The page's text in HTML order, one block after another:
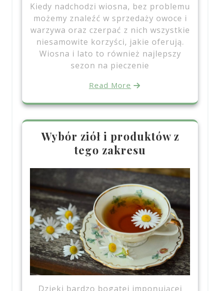
Kiedy nadchodzi wiosna, bez problemu
możemy znaleźć w sprzedaży owoce i
warzywa oraz czerpać z nich wszystkie
niesamowite korzyści, jakie oferują.
Wiosna i lato to również najlepszy
sezon na pieczenie
Read More
Wybór ziół i produktów z
tego zakresu
Dzięki bardzo bogatej imponującej